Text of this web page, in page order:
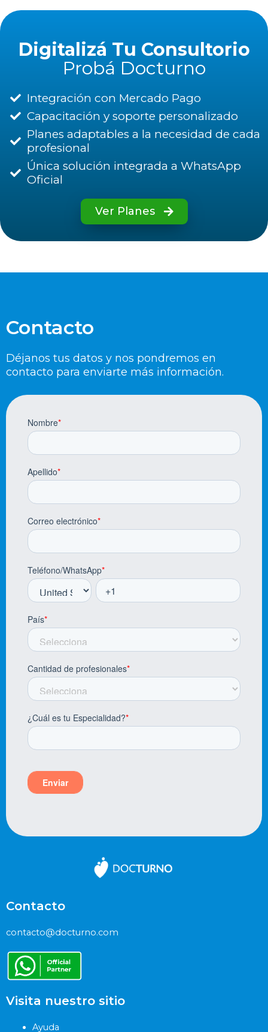
Digitalizá Tu Consultorio
Probá Docturno
Integración con Mercado Pago
Capacitación y soporte personalizado
Planes adaptables a la necesidad de cada
profesional
Única solución integrada a WhatsApp
Oficial
Ver Planes
Contacto
Déjanos tus datos y nos pondremos en
contacto para enviarte más información.
Contacto
contacto@docturno.com
Visita nuestro sitio
Ayuda